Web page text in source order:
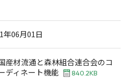
年06月01日
産材流通と森林組合連合会のコ
ディネート機能
840.2KB